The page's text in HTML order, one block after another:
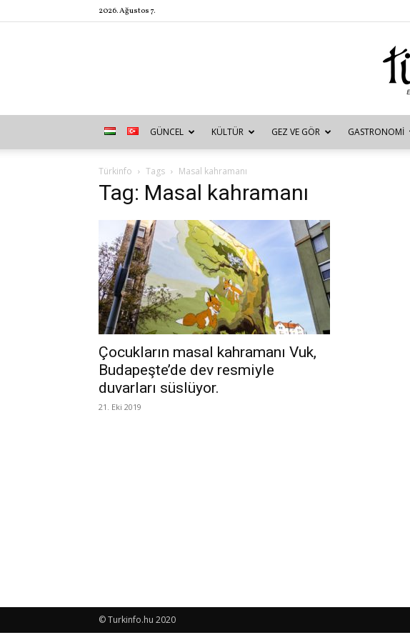
2026. Ağustos 7.
GÜNCEL KÜLTÜR GEZ VE GÖR GASTRONOMI
Türkinfo Tags Masal kahramanı
Tag: Masal kahramanı
Çocukların masal kahramanı Vuk,
Budapeşte’de dev resmiyle
duvarları süslüyor.
21. Eki 2019
© Turkinfo.hu 2020